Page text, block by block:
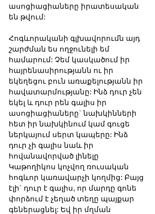
ասոցիացիաները իրատեսական
են թվում:
Հոգևորականի գլխավորումն այդ
շարժման ես ողջունելի եմ
համարում: Չեմ կասկածում իր
հայրենասիրությանն ու իր
եկեղեցու բուն առաքելությանն իր
հավատարմությանը: Ինձ դուր չեն
եկել և դուր րեն գալիս իր
ասոցիացիաները` նախկինների
հետ իր նախկինում կամ գուցե
ներկայում սերտ կապերը: Ինձ
դուր չի գալիս նաև իր
հովանավորված լինելը
Կաթողիկոս կոչվող ռուսական
հոգևոր կառավարչի կողմից: Բայց
էլի` դուր է գալիս, որ մարդը գոնե
փորձում է չեղած տեղը պայքար
գեներացնել: Եվ իր մղման